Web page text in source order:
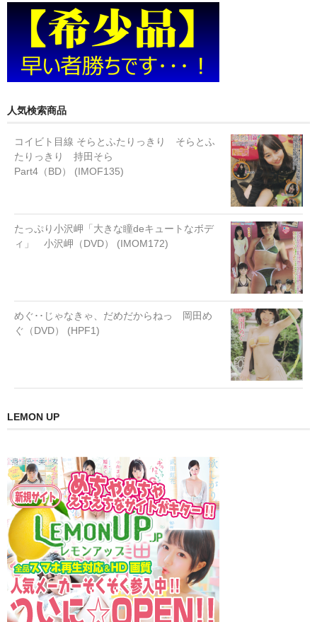
人気検索商品
コイビト目線 そらとふたりっきり そらとふ
たりっきり 持田そら
Part4（BD） (IMOF135)
たっぷり小沢岬「大きな瞳deキュートなボデ
ィ」 小沢岬（DVD） (IMOM172)
めぐ･･じゃなきゃ、だめだからねっ 岡田め
ぐ（DVD） (HPF1)
LEMON UP